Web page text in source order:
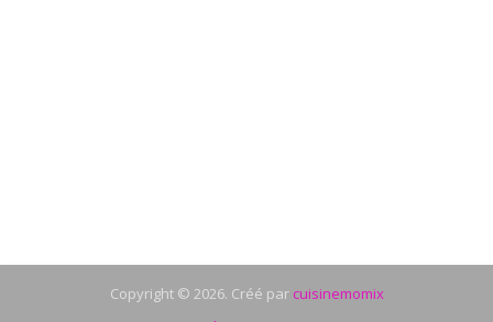
Copyright © 2026. Créé par cuisinemomix